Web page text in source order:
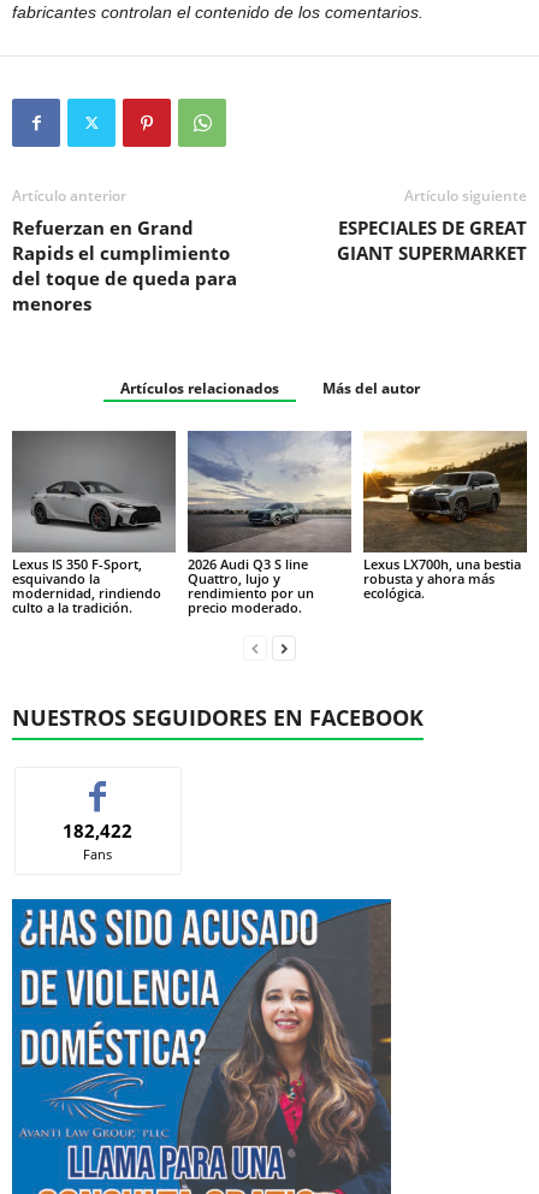
fabricantes controlan el contenido de los comentarios.
Artículo anterior
Refuerzan en Grand
Rapids el cumplimiento
del toque de queda para
menores
Artículo siguiente
ESPECIALES DE GREAT
GIANT SUPERMARKET
Artículos relacionados Más del autor
Lexus IS 350 F-Sport,
esquivando la
modernidad, rindiendo
culto a la tradición.
2026 Audi Q3 S line
Quattro, lujo y
rendimiento por un
precio moderado.
Lexus LX700h, una bestia
robusta y ahora más
ecológica.
NUESTROS SEGUIDORES EN FACEBOOK
182,422
Fans